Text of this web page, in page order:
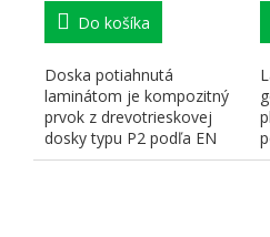
Do košíka
Doska potiahnutá
laminátom je kompozitný
prvok z drevotrieskovej
dosky typu P2 podľa EN
312, obojstranne